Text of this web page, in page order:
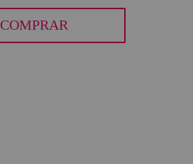
COMPRAR